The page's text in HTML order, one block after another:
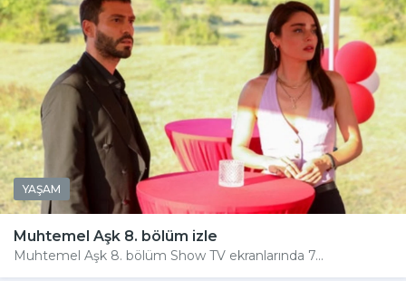
YAŞAM
Muhtemel Aşk 8. bölüm izle
Muhtemel Aşk 8. bölüm Show TV ekranlarında 7...